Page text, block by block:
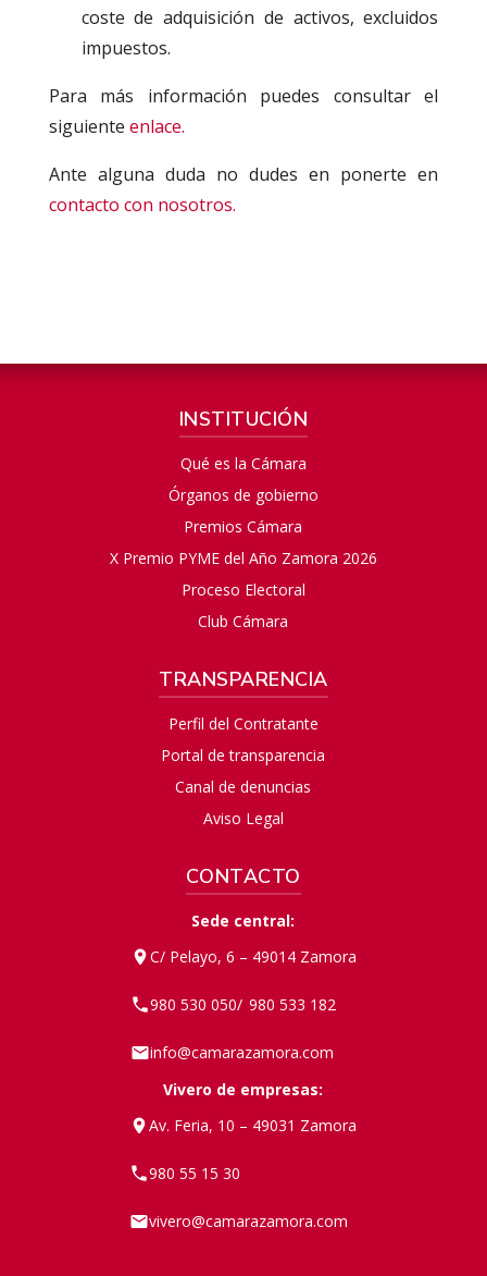
coste de adquisición de activos, excluidos
impuestos.
Para más información puedes consultar el
siguiente enlace.
Ante alguna duda no dudes en ponerte en
contacto con nosotros.
INSTITUCIÓN
Qué es la Cámara
Órganos de gobierno
Premios Cámara
X Premio PYME del Año Zamora 2026
Proceso Electoral
Club Cámara
TRANSPARENCIA
Perfil del Contratante
Portal de transparencia
Canal de denuncias
Aviso Legal
CONTACTO
Sede central:
C/ Pelayo, 6 – 49014 Zamora
980 530 050/ 980 533 182
info@camarazamora.com
Vivero de empresas:
Av. Feria, 10 – 49031 Zamora
980 55 15 30
vivero@camarazamora.com